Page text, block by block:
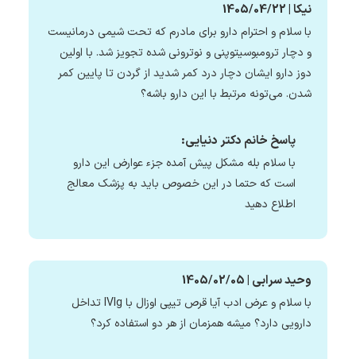
نیکا | 1405/04/22
با سلام و احترام دارو برای مادرم که تحت شیمی درمانیست
و دچار ترومبوسیتوپنی و نوترونی شده تجویز شد. با اولین
دوز دارو ایشان دچار درد کمر شدید از گردن تا پایین کمر
شدن. می‌تونه مرتبط با این دارو باشه؟
پاسخ خانم دکتر دنیایی:
با سلام بله مشکل پیش آمده جزء عوارض این دارو
است که حتما در این خصوص باید به پزشک معالج
اطلاع دهید
وحید سرابی | 1405/02/05
با سلام و عرض ادب آیا قرص تیپی اوزال با IVIg تداخل
دارویی دارد؟ میشه همزمان از هر دو استفاده کرد؟